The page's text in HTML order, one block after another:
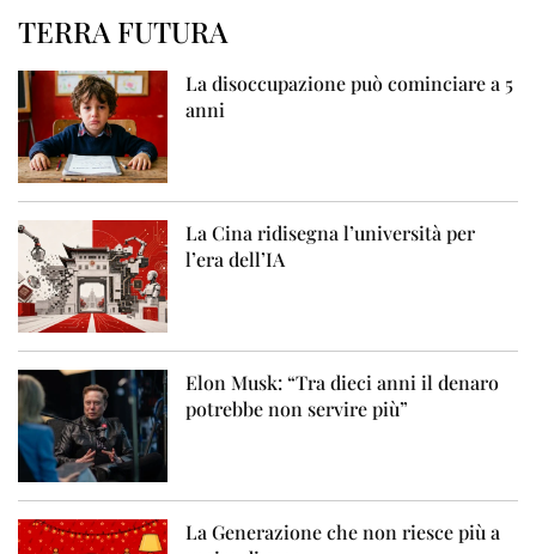
TERRA FUTURA
La disoccupazione può cominciare a 5
anni
La Cina ridisegna l’università per
l’era dell’IA
Elon Musk: “Tra dieci anni il denaro
potrebbe non servire più”
La Generazione che non riesce più a